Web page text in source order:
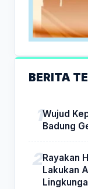
BERITA
Wujud
Badung
Rayakan
Lakukan